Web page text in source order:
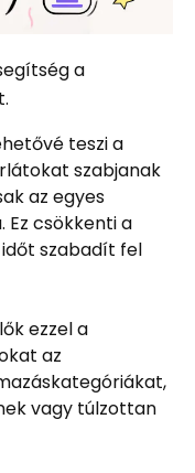
a
teszi a
szabjanak
az egyes
Ez csökkenti a
szabadít fel
ezzel a
az
vagy túlzottan